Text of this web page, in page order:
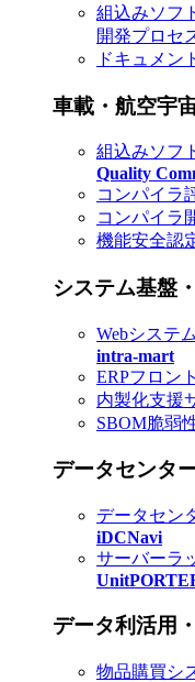
組込みソフ
開発プロセ
ドキュメン
車載・航空宇
組込みソフ
Quality
コンパイラ
コンパイラ
機能安全認
システム基盤
Webシステ
intra-mart
ERPフロン
内製化支援
SBOM脆弱
データセンタ
データセン
iDCNavi
サーバーラ
データ利活用
物品購買シ